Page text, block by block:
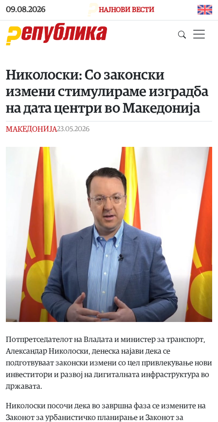
Skip to main content
09.08.2026 НАЈНОВИ ВЕСТИ
Николоски: Со законски
измени стимулираме изградба
на дата центри во Македонија
МАКЕДОНИЈА23.05.2026
Потпретседателот на Владата и министер за транспорт,
Александар Николоски, денеска најави дека се
подготвуваат законски измени со цел привлекување нови
инвеститори и развој на дигиталната инфраструктура во
државата.
Николоски посочи дека во завршна фаза се измените на
Законот за урбанистичко планирање и Законот за